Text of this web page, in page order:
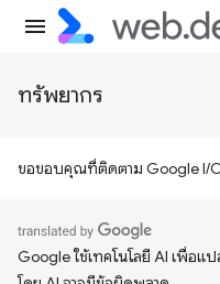
ทรัพยากร
ขอขอบคุณที่ติดตาม Google I/
Google ใช้เทคโนโลยี AI เพื่อแ